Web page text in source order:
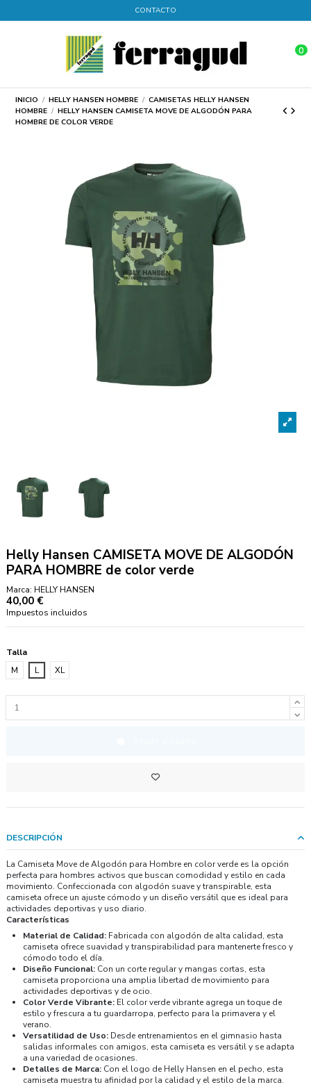
CONTACTO
0
INICIO HELLY HANSEN HOMBRE
CAMISETAS HELLY HANSEN
HOMBRE
HELLY HANSEN CAMISETA MOVE DE ALGODÓN PARA
HOMBRE DE COLOR VERDE
Helly Hansen CAMISETA MOVE DE ALGODÓN
PARA HOMBRE de color verde
Marca: HELLY HANSEN
40,00 €
Impuestos incluidos
Talla
M
L XL
DESCRIPCIÓN
La Camiseta Move de Algodón para Hombre en color verde es la opción
perfecta para hombres activos que buscan comodidad y estilo en cada
movimiento. Confeccionada con algodón suave y transpirable, esta
camiseta ofrece un ajuste cómodo y un diseño versátil que es ideal para
actividades deportivas y uso diario.
Características
Material de Calidad: Fabricada con algodón de alta calidad, esta
camiseta ofrece suavidad y transpirabilidad para mantenerte fresco y
cómodo todo el día.
Diseño Funcional: Con un corte regular y mangas cortas, esta
camiseta proporciona una amplia libertad de movimiento para
actividades deportivas y de ocio.
Color Verde Vibrante: El color verde vibrante agrega un toque de
estilo y frescura a tu guardarropa, perfecto para la primavera y el
verano.
Versatilidad de Uso: Desde entrenamientos en el gimnasio hasta
salidas informales con amigos, esta camiseta es versátil y se adapta
a una variedad de ocasiones.
Detalles de Marca: Con el logo de Helly Hansen en el pecho, esta
camiseta muestra tu afinidad por la calidad y el estilo de la marca.